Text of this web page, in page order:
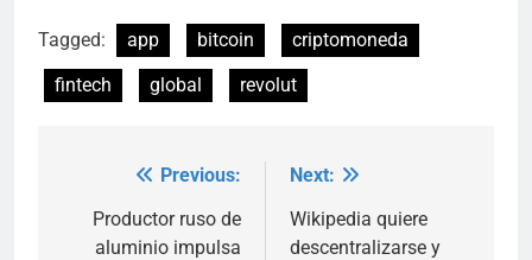
Tagged: app bitcoin
criptomoneda
fintech
global revolut
navigation
Previous:
Productor ruso de
aluminio impulsa
Next:
Wikipedia quiere
descentralizarse y